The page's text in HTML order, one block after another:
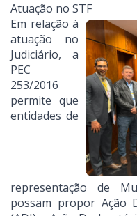
Atuação no STF
Em relação à
atuação no
Judiciário, a
PEC
253/2016
permite que
entidades de
representação de
possam propor Ação